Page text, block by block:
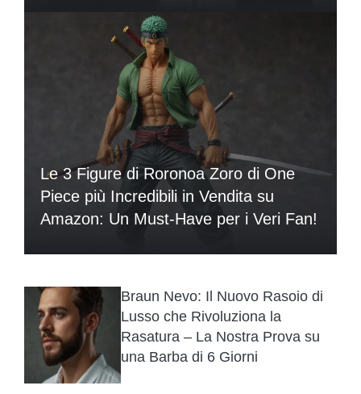
Le 3 Figure di Roronoa Zoro di One
Piece più Incredibili in Vendita su
Amazon: Un Must-Have per i Veri Fan!
Braun Nevo: Il Nuovo Rasoio di
Lusso che Rivoluziona la
Rasatura – La Nostra Prova su
una Barba di 6 Giorni